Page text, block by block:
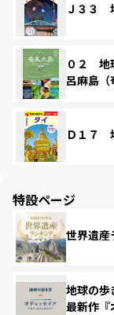
Ｊ３３
０２ 地
呂麻島
Ｄ１７
特設ページ
世界遺産
地球の
最新作『